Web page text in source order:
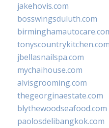
jakehovis.com
bosswingsduluth.com
tonyscountrykitchen.com
jbellasnailspa.com
mychaihouse.com
alvisgrooming.com
thegeorginaestate.com
blythewoodseafood.com
paolosdelibangkok.com